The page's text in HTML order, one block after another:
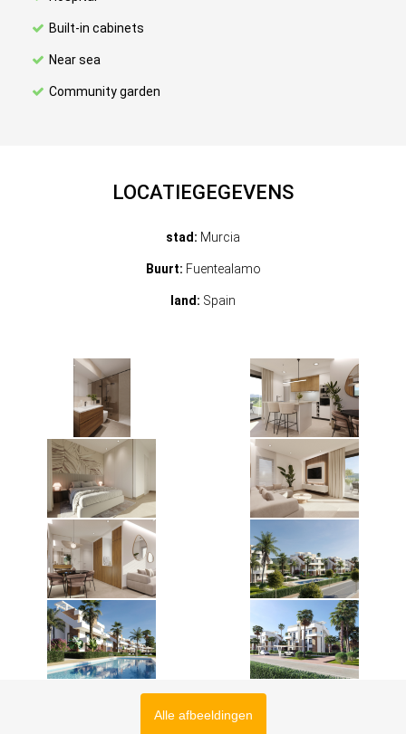
Built-in cabinets
Near sea
Community garden
LOCATIEGEGEVENS
stad: Murcia
Buurt: Fuentealamo
land: Spain
Alle afbeeldingen